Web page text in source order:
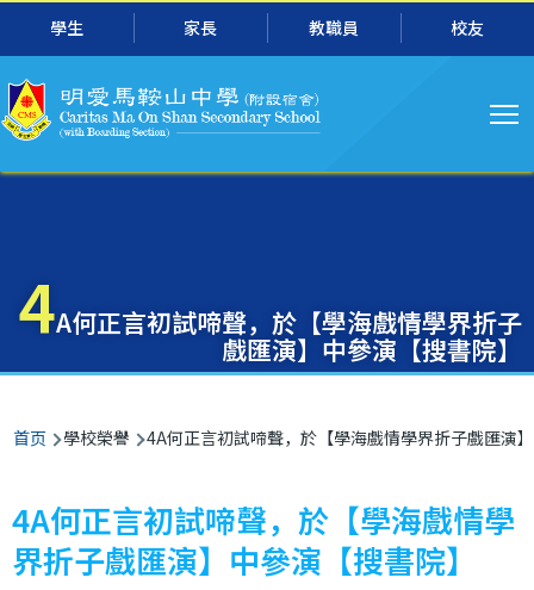
跳转到主要内容
學生 家長 教職員 校友
导
航
4A何正言初試啼聲，於【學海戲情學界折子
戲匯演】中參演【搜書院】
面
包
屑
首页 學校榮譽 4A何正言初試啼聲，於【學海戲情學界折子戲匯演
4A何正言初試啼聲，於【學海戲情學
界折子戲匯演】中參演【搜書院】